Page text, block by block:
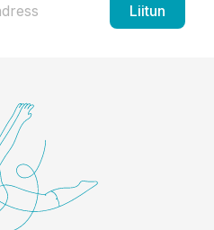
Liitun